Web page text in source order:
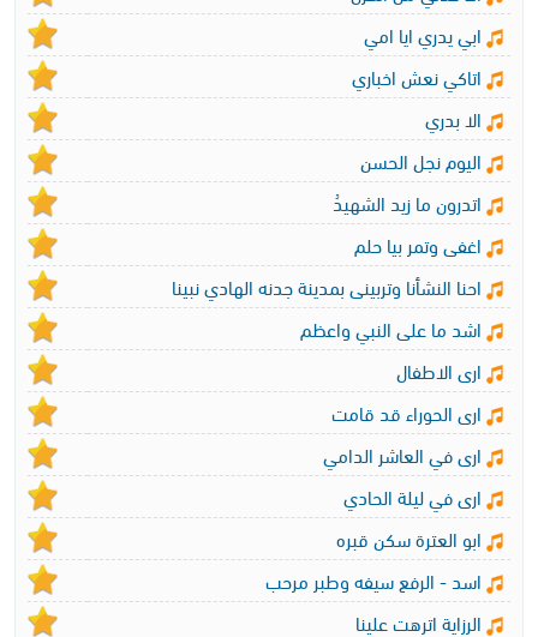
ابي يدري ايا امي
اتاكي نعش اخباري
الا بدري
اليوم نجل الحسن
اتدرون ما زيد الشهيدُ
اغفى وتمر بيا حلم
احنا النشأنا وتربينى بمدينة جدنه الهادي نبينا
اشد ما على النبي واعظم
ارى الاطفال
ارى الحوراء قد قامت
ارى في العاشر الدامي
ارى في ليلة الحادي
ابو العترة سكن قبره
اسد - الرفع سيفه وطبر مرحب
الرزاية اترهت علينا